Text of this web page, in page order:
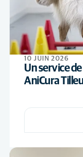
10 JUIN 2026
Un service
AniCura